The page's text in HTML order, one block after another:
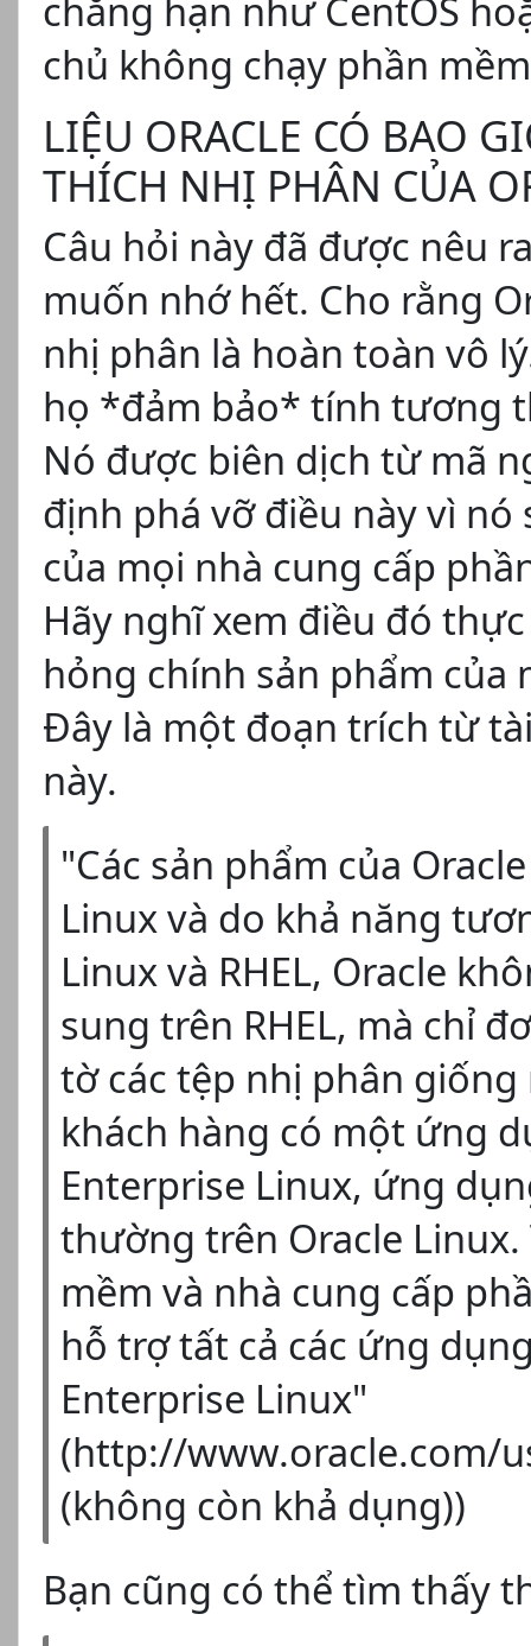
chẳng hạn như CentOS
chủ không chạy phần
LIỆU ORACLE CÓ BAO
THÍCH NHỊ PHÂN CỦA
Câu hỏi này đã được nêu
muốn nhớ hết. Cho rằng
nhị phân là hoàn toàn vô
họ *đảm bảo* tính tương
Nó được biên dịch từ mã
định phá vỡ điều này vì nó
của mọi nhà cung cấp
Hãy nghĩ xem điều đó
hỏng chính sản phẩm của
Đây là một đoạn trích từ
này.
"Các sản phẩm của
Linux và do khả năng
Linux và RHEL, Oracle
sung trên RHEL, mà chỉ
tờ các tệp nhị phân
khách hàng có một ứng
Enterprise Linux, ứng
thường trên Oracle
mềm và nhà cung cấp
hỗ trợ tất cả các ứng
Enterprise Linux"
(http://www.oracle.com/
(không còn khả dụng))
Bạn cũng có thể tìm thấy